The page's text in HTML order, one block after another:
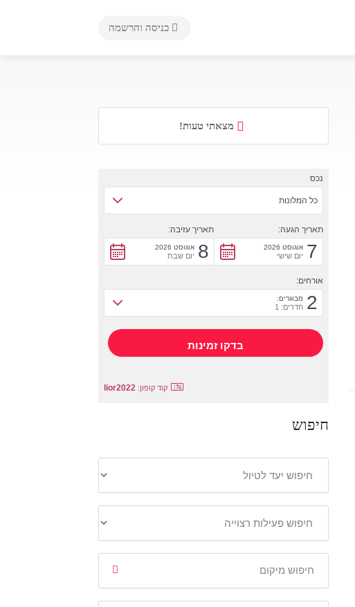
כניסה והרשמה
מצאתי טעות!
נכס
כל המלונות
תאריך הגעה:
7 אוגוסט 2026
יום שישי
תאריך עזיבה:
8 אוגוסט 2026
יום שבת
אורחים:
2 מבוגרים:
חדרים: 1
קוד קופון: lior2022
חיפוש